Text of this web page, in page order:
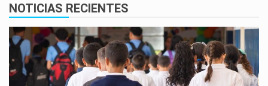
NOTICIAS RECIENTES